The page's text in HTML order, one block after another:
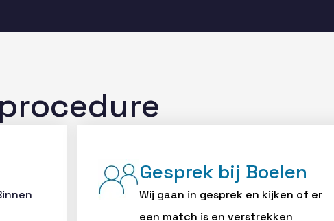
Gesprek bij Boelen
Wij gaan in gesprek en kijken of er
een match is en verstrekken